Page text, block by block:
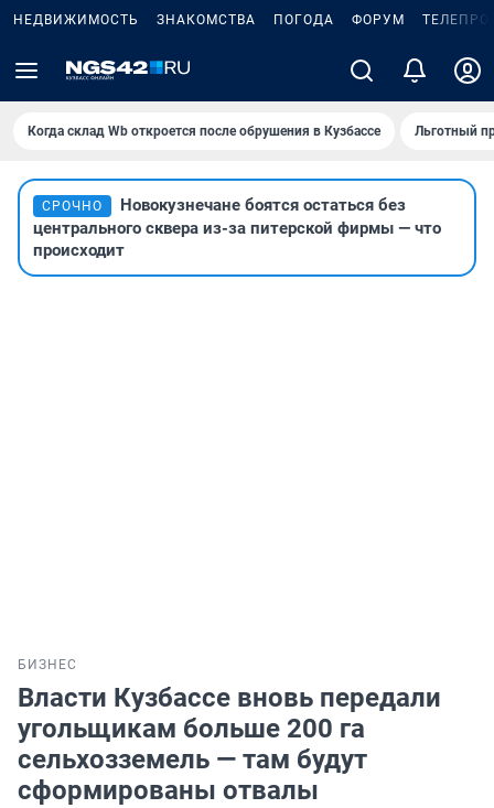
НЕДВИЖИМОСТЬ ЗНАКОМСТВА ПОГОДА ФОРУМ
Когда склад Wb откроется после обрушения в Кузбассе Льготный
СРОЧНО
Новокузнечане боятся остаться без
центрального сквера из-за питерской фирмы — что
происходит
БИЗНЕС
Власти Кузбассе вновь передали
угольщикам больше 200 га
сельхозземель — там будут
сформированы отвалы